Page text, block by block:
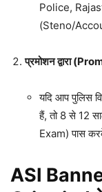
Police,
(Steno/
प्रमोशन द्वारा
यदि आप पुलिस
हैं, तो 8 से 12
Exam) पास
ASI